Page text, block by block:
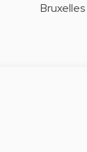
Bruxelles